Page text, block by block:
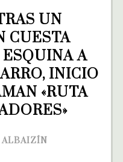
UN
CUESTA
A
INICIO
«RUTA
ALBAIZÍN